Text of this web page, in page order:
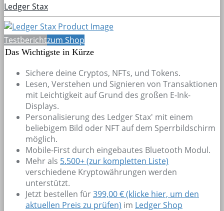
Ledger Stax
Testberichtzum Shop
Das Wichtigste in Kürze
Sichere deine Cryptos, NFTs, und Tokens.
Lesen, Verstehen und Signieren von Transaktionen
mit Leichtigkeit auf Grund des großen E-Ink-
Displays.
Personalisierung des Ledger Stax' mit einem
beliebigem Bild oder NFT auf dem Sperrbildschirm
möglich.
Mobile-First durch eingebautes Bluetooth Modul.
Mehr als 5.500+(zur kompletten Liste)
verschiedene Kryptowährungen werden
unterstützt.
Jetzt bestellen für399,00 € (klicke hier, um den
aktuellen Preis zu prüfen) im Ledger Shop